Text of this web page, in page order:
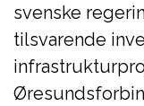
svenske
tilsvarende